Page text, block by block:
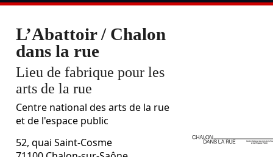
L’Abattoir / Chalon
dans la rue
Lieu de fabrique pour les
arts de la rue
Centre national des arts de la rue
et de l'espace public
52, quai Saint-Cosme